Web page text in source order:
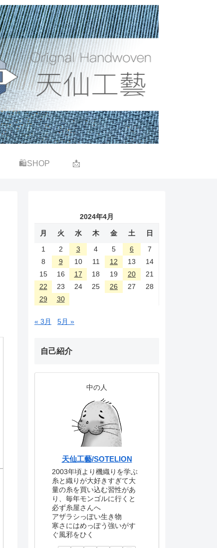
🛍SHOP 📩
2024年4月
月 火 水 木 金 土
日
1
2 3 4 5 6
7
8
9 10 11 12 13
14
15
16 17 18 19 20
21
22
23 24 25 26 27
28
29
30
« 3月 5月 »
自己紹介
中の人
天仙工藝/SOTELION
2003年頃より機織りを学ぶ
糸と織りが大好きすぎて大
量の糸を買い込む習性があ
り、毎年モンゴルに行くと
必ず糸屋さんへ
アザラシっぽい生き物
寒さにはめっぽう強いがす
ぐ風邪をひく